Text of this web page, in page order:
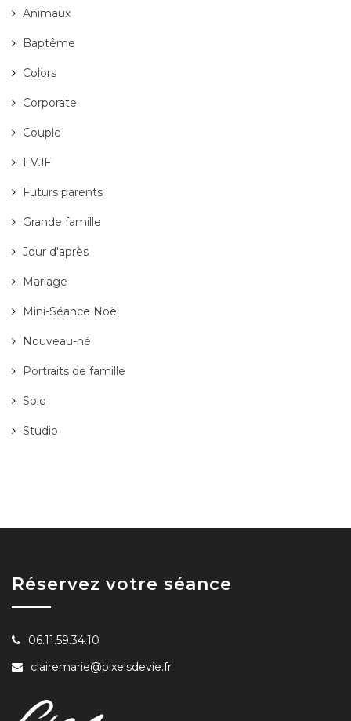
Animaux
Baptême
Colors
Corporate
Couple
EVJF
Futurs parents
Grande famille
Jour d'après
Mariage
Mini-Séance Noël
Nouveau-né
Portraits de famille
Solo
Studio
Réservez votre séance
06.11.59.34.10
clairemarie@pixelsdevie.fr